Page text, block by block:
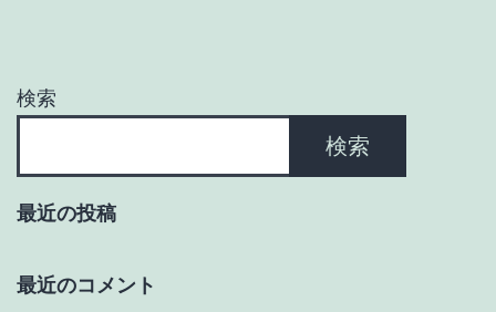
ョ
検索
検索
最近の投稿
最近のコメント